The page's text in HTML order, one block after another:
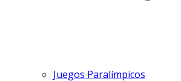
Juegos Paralímpicos